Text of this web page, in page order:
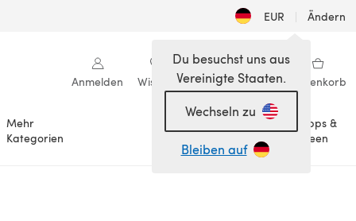
EUR | Ändern
Anmelden Wishlist Meine Bibliothek Warenkorb
Mehr
Kategorien
Anlässe
Tipps &
Ideen
Du besuchst uns aus
Vereinigte Staaten.
Wechseln zu
Bleiben auf